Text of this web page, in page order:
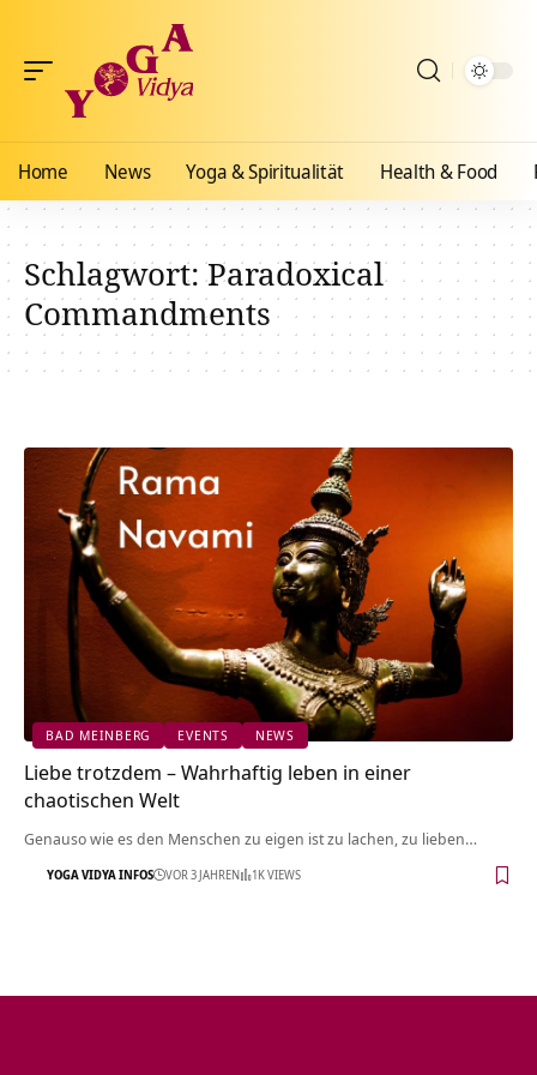
Home News Yoga & Spiritualität Health & Food
Schlagwort:Paradoxical
Commandments
BAD MEINBERG EVENTS NEWS
Liebe trotzdem – Wahrhaftig leben in einer
chaotischen Welt
Genauso wie es den Menschen zu eigen ist zu lachen, zu lieben…
YOGA VIDYA INFOS VOR 3 JAHREN 1K VIEWS